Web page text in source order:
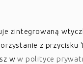
zintegrowaną
z przycisku
ww polityce